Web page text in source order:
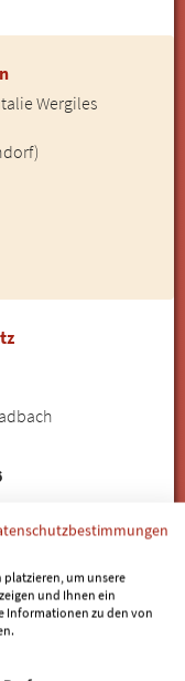
Wergiles
platzieren, um unsere
und Ihnen ein
Informationen zu den von